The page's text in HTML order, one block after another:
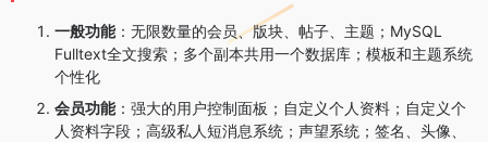
一般功能：无限数量的会员、版块、帖子、主题；MySQL
Fulltext全文搜索；多个副本共用一个数据库；模板和主题系统
个性化
会员功能：强大的用户控制面板；自定义个人资料；自定义个
人资料字段；高级私人短消息系统；声望系统；签名、头像、